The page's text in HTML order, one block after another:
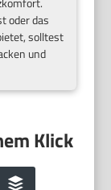
oder das
solltest
und
Buffer